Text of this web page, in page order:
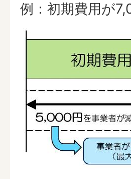
例：初期費用が